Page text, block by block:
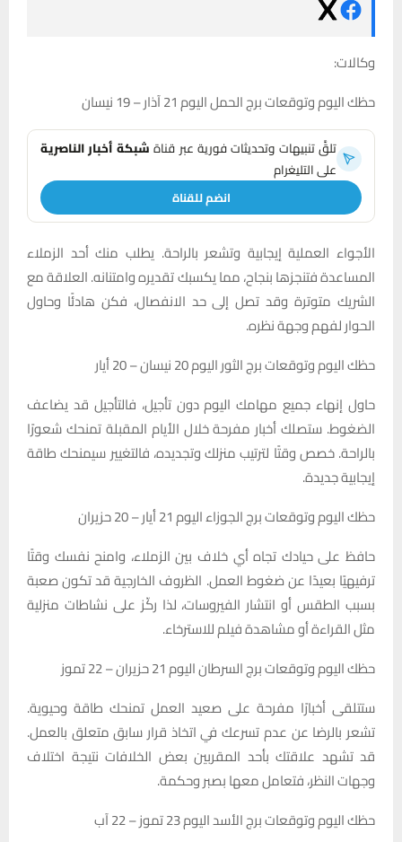
وكالات:
حظك اليوم وتوقعات برج الحمل اليوم 21 آذار – 19 نيسان
تلقَّ تنبيهات وتحديثات فورية عبر قناةشبكة أخبار الناصرية
على التليغرام
انضم للقناة
الأجواء العملية إيجابية وتشعر بالراحة. يطلب منك أحد الزملاء
المساعدة فتنجزها بنجاح، مما يكسبك تقديره وامتنانه. العلاقة مع
الشريك متوترة وقد تصل إلى حد الانفصال، فكن هادئًا وحاول
الحوار لفهم وجهة نظره.
حظك اليوم وتوقعات برج الثور اليوم 20 نيسان – 20 أيار
حاول إنهاء جميع مهامك اليوم دون تأجيل، فالتأجيل قد يضاعف
الضغوط. ستصلك أخبار مفرحة خلال الأيام المقبلة تمنحك شعورًا
بالراحة. خصص وقتًا لترتيب منزلك وتجديده، فالتغيير سيمنحك طاقة
إيجابية جديدة.
حظك اليوم وتوقعات برج الجوزاء اليوم 21 أيار – 20 حزيران
حافظ على حيادك تجاه أي خلاف بين الزملاء، وامنح نفسك وقتًا
ترفيهيًا بعيدًا عن ضغوط العمل. الظروف الخارجية قد تكون صعبة
بسبب الطقس أو انتشار الفيروسات، لذا ركّز على نشاطات منزلية
مثل القراءة أو مشاهدة فيلم للاسترخاء.
حظك اليوم وتوقعات برج السرطان اليوم 21 حزيران – 22 تموز
ستتلقى أخبارًا مفرحة على صعيد العمل تمنحك طاقة وحيوية.
تشعر بالرضا عن عدم تسرعك في اتخاذ قرار سابق متعلق بالعمل.
قد تشهد علاقتك بأحد المقربين بعض الخلافات نتيجة اختلاف
وجهات النظر، فتعامل معها بصبر وحكمة.
حظك اليوم وتوقعات برج الأسد اليوم 23 تموز – 22 آب